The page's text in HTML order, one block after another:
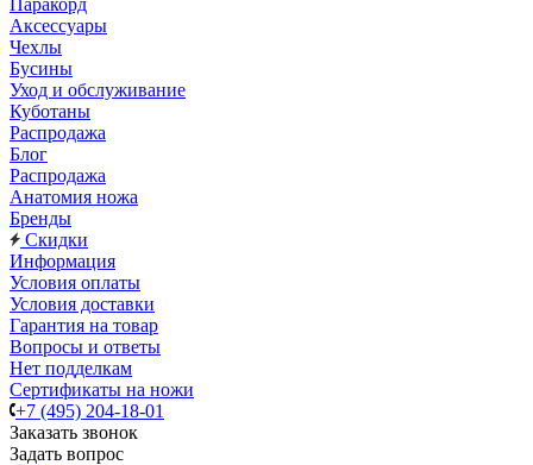
Паракорд
Аксессуары
Чехлы
Бусины
Уход и обслуживание
Куботаны
Распродажа
Блог
Распродажа
Анатомия ножа
Бренды
Скидки
Информация
Условия оплаты
Условия доставки
Гарантия на товар
Вопросы и ответы
Нет подделкам
Сертификаты на ножи
+7 (495) 204-18-01
Заказать звонок
Задать вопрос